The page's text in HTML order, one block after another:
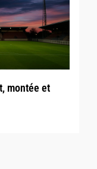
montée et